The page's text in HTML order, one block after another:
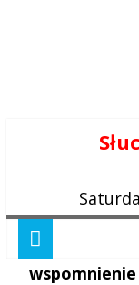
wspomnienie